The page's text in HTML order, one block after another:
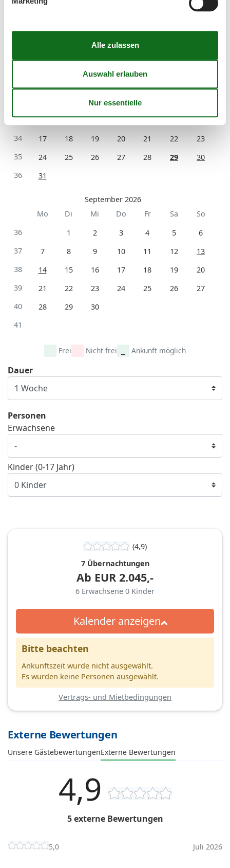
August 2026
Mo
Di Mi Do Fr Sa
So
5 6
33
10 11 12 13 14 15
16
34
17 18 19 20 21 22
23
35
24 25 26 27 28 29
30
36
31
September 2026
Mo
Di Mi Do Fr Sa
So
36
1 2 3 4 5
6
37
7 8 9 10 11 12
13
38
14 15 16 17 18 19
20
39
21 22 23 24 25 26
27
40
28 29
30
41
Frei Nicht frei Ankunft möglich
Dauer
Personen
Erwachsene
Kinder (0-17 Jahr)
(4,9)
7 Übernachtungen
Ab EUR 2.045,-
6 Erwachsene 0 Kinder
Kalender anzeigen
Bitte beachten
Ankunftszeit wurde nicht ausgewählt.
Es wurden keine Personen ausgewählt.
Vertrags- und Mietbedingungen
Externe Bewertungen
Unsere GästebewertungenExterne Bewertungen
4,9
5 externe Bewertungen
5,0 Juli 2026